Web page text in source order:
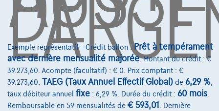
Exemple représentatif – Crédit ballon : Prêt à tempérament
avec dernière mensualité majorée. Montant du crédit : €
39.273,60. Acompte (facultatif) : € 0. Prix comptant : €
39.273,60.
TAEG (Taux Annuel Effectif Global) de 6,29 %,
taux débiteur annuel fixe : 6,29 %. Durée du crédit : 60 mois.
Remboursable en 59 mensualités de € 593,01 . Dernière
Sur Nous
Devenez client
Qui nous sommes
Charte de qualité
Nos dealers
Nos partenaires